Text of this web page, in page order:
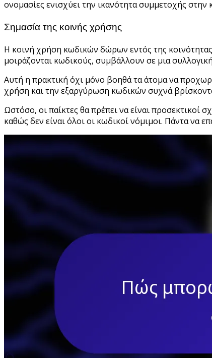
ονομασίες ενισχύει την ικανότητα συμμετοχής στην
Σημασία της κοινής χρήσης
Η κοινή χρήση κωδικών δώρων εντός της κοινότητας
μοιράζονται κωδικούς, συμβάλλουν σε μια
Αυτή η πρακτική όχι μόνο βοηθά τα άτομα να
χρήση και την εξαργύρωση κωδικών συχνά
Ωστόσο, οι παίκτες θα πρέπει να είναι
καθώς δεν είναι όλοι οι κωδικοί νόμιμοι. Πάντα να